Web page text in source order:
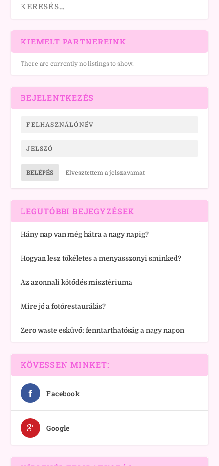
KIEMELT PARTNEREINK
There are currently no listings to show.
BEJELENTKEZÉS
BELÉPÉS Elvesztettem a jelszavamat
LEGUTÓBBI BEJEGYZÉSEK
Hány nap van még hátra a nagy napig?
Hogyan lesz tökéletes a menyasszonyi sminked?
Az azonnali kötődés misztériuma
Mire jó a fotórestaurálás?
Zero waste esküvő: fenntarthatóság a nagy napon
KÖVESSEN MINKET:
Facebook
Google